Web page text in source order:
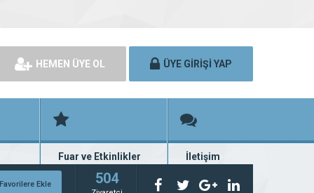
HEMEN ÜYE OL ÜYE GİRİŞİ YAP
Fuar ve Etkinlikler
Fuar ve etkinlik planları
İletişim
Bize ulaşın
Favorilere Ekle
504